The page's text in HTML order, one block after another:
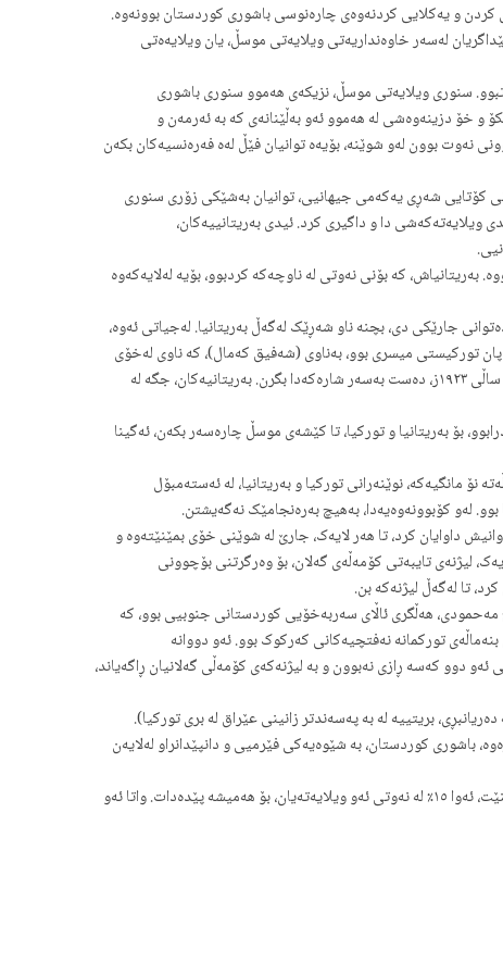
کردن و یەکلایی کردنەوەی چارەنوسی باشوری کوردستان بوونەوە.
لەسەر خاوەنداریەتی ویلایەتی موسڵ، یان ویلایەەتی
سنوری ویلایەتی موسڵ، نزیکەی هەموو سنوری باشوری
و خۆ دزینەوەشی لە هەموو ئەو بەڵێنانەی کە بە ئەرمەن و
نەوت بوون لەو شوێنە، بۆیەە توانیان فێڵ لەە فەرەنسیەکان بکەن
کۆتایی شەڕی یەکەمی جیهانیی، توانیان بەشێکی زۆری سنوری
شاری موسڵی ناوەندی ویلایەتەکەشی دا و داگیری کرد. ئیدی بەریتانییەکان،
کە بۆنی نەوتی لە ناوچەکە کردبوو، بۆیە لەلایەکەوە
جارێکی دی، بچنە ناو شەڕێک لەگەڵ بەریتانیا. لەجیاتی ئەوە،
پان تورکیستی میسری بوو، بەناوی (شەفیق کەمال)، کە ناوی لەخۆی
نابوو (ئۆد دامر)، بە واتای (ئاگر و ئاسن)، بەڵام کوردان پێیاندەگوت (ئۆزدەمیر). بەریتانییەکانیش، بەتالیۆنێکی ئاسورییان ناردە سەر ڕواندز و توانیان لە ساڵی ١٩٢٣ز، دەست بەسەر شارەکەدا بگرن. بەریتانیەکان، جگە لە
(نۆ) مانگ داندرابوو، بۆ بەریتانیا و تورکیا، تا کێشەی موسڵ چارەسەر بکەن، ئەگینا
١٩/٥/١٩٢٤ز، واتا مانگێک و نیو پێش کۆتایی هاتنی مۆڵەتە نۆ مانگیەکە، نوێنەرانی تورکیا و بەریتانیا، لە ئەستەمبۆل
لەو کۆبوونەوەیەدا، بەهیچ بەرەنجامێک نەگەیشتن.
بدات. ئەوەبوو کە ئەوانیش داوایان کرد، تا هەر لایەک، جارێ لە شوێنی خۆی بمێنێتەوە و
لیژنەی تایبەتی کۆمەڵەی گەلان، بۆ وەرگرتنی بۆچوونی
تا لەگەڵ لیژنەکە بن.
مەحمودی، هەڵگری ئاڵای سەربەخۆیی کوردستانی جنوبیی بوو، کە
تورکمانە نەفتچیەکانی کەرکوک بوو. ئەو دووانە
ویلایەتی موسڵیش دەستنیشان کرابوون(٨٤). بێگومان بەریتانییەکان بە دانانی ئەو دوو کەسە ڕازی نەبوون و بە لیژنەکەی کۆمەڵی گەلانیان ڕاگەیاند،
بریتییە لە بە پەسەندتر زانینی عێراق لە بری تورکیا).
باشوری کوردستان، بە شێوەیەکی فێرمیی و دانپێدانراو لەلایەن
دەستەڵاتدارانی تورکیا، لە دژی بڕیارەکە وەستان و دانیان پێدا نەنا. بەریتانییەکان پێشنیارێکیان دا بە تورکیا، تا ئەگەر واز لە داواکردنی ویلایەتەکە بهێنێت، ئەوا ١٥٪ لە نەوتی ئەو ویلایەتەیان، بۆ هەمیشە پێدەدات. واتا ئەو